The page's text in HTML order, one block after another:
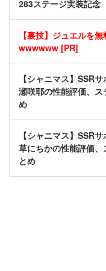
283ステージ実装記
【裏技】ジュエルを
wwwwww [PR]
【シャニマス】SSR
瀬咲耶の性能評価、
め
【シャニマス】SSR
草にちかの性能評価
とめ